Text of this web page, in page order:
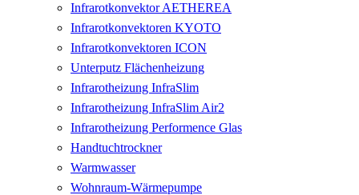
Infrarotkonvektor AETHEREA
Infrarotkonvektoren KYOTO
Infrarotkonvektoren ICON
Unterputz Flächenheizung
Infrarotheizung InfraSlim
Infrarotheizung InfraSlim Air2
Infrarotheizung Performence Glas
Handtuchtrockner
Warmwasser
Wohnraum-Wärmepumpe